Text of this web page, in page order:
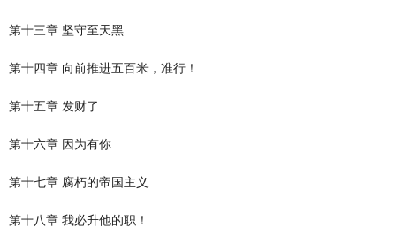
第十三章 坚守至天黑
第十四章 向前推进五百米，准行！
第十五章 发财了
第十六章 因为有你
第十七章 腐朽的帝国主义
第十八章 我必升他的职！